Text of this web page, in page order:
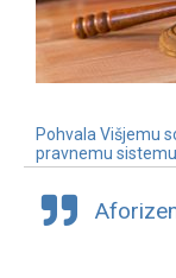
Pohvala Višjemu
pravnemu sistemu
3. 7. 2019